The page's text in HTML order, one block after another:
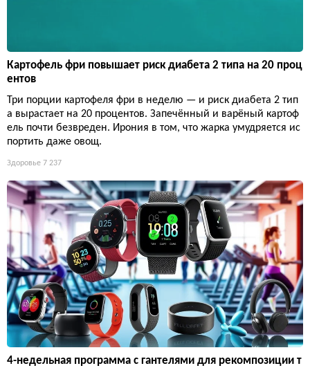
Картофель фри повышает риск диабета 2 типа на 20 проц
ентов
Три порции картофеля фри в неделю — и риск диабета 2 тип
а вырастает на 20 процентов. Запечённый и варёный картоф
ель почти безвреден. Ирония в том, что жарка умудряется ис
портить даже овощ.
Здоровье 7 237
4-недельная программа с гантелями для рекомпозиции т